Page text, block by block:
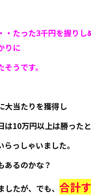
・たった3千円を握りし
りに
うです。
大当たりを獲得し
は10万円以上は勝った
っしゃいました。
あるのかな？
たが、でも、 合計